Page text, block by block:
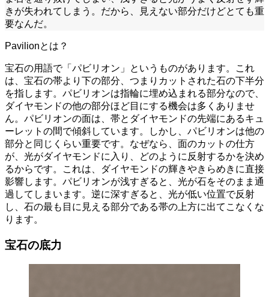
きが失われてしまう。だから、見えない部分だけどとても重
要なんだ。
Pavilionとは？
宝石の用語で「パビリオン」というものがあります。これ
は、宝石の帯より下の部分、つまりカットされた石の下半分
を指します。パビリオンは指輪に埋め込まれる部分なので、
ダイヤモンドの他の部分ほど目にする機会は多くありませ
ん。パビリオンの面は、帯とダイヤモンドの先端にあるキュ
ーレットの間で傾斜しています。しかし、パビリオンは他の
部分と同じくらい重要です。なぜなら、面のカットの仕方
が、光がダイヤモンドに入り、どのように反射するかを決め
るからです。これは、ダイヤモンドの輝きやきらめきに直接
影響します。パビリオンが浅すぎると、光が石をそのまま通
過してしまいます。逆に深すぎると、光が低い位置で反射
し、石の最も目に見える部分である帯の上方に出てこなくな
ります。
宝石の底力